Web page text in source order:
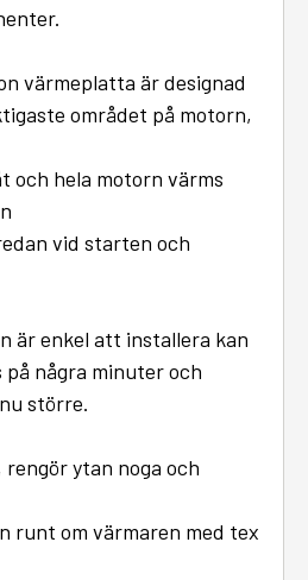
värmeplatta är designad
området på motorn,
och hela motorn värms
vid starten och
är enkel att installera kan
några minuter och
större.
ytan noga och
runt om värmaren med tex